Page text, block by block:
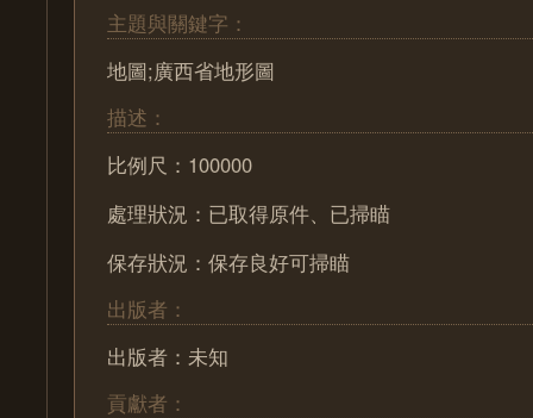
主題與關鍵字：
地圖;廣西省地形圖
描述：
比例尺：100000
處理狀況：已取得原件、已掃瞄
保存狀況：保存良好可掃瞄
出版者：
出版者：未知
貢獻者：